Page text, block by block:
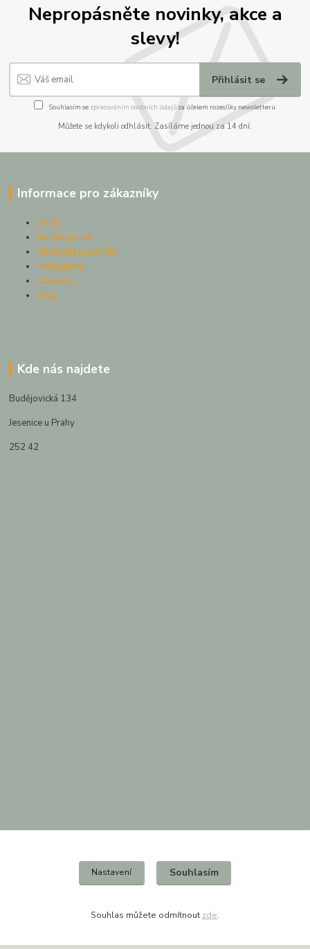
Nepropásněte novinky, akce a
slevy!
Přihlásit se
Souhlasím se zpracováním osobních údajůza účelem rozesílky newsletteru.
Můžete se kdykoli odhlásit. Zasíláme jednou za 14 dní.
Informace pro zákazníky
O nás
Jak nakupovat
Obchodní podmínky
Fotogalerie
Kontakty
Blog
Kde nás najdete
Budějovická 134
Jesenice u Prahy
252 42
+420 736 638 194
Nastavení Souhlasím
Souhlas můžete odmítnout zde.